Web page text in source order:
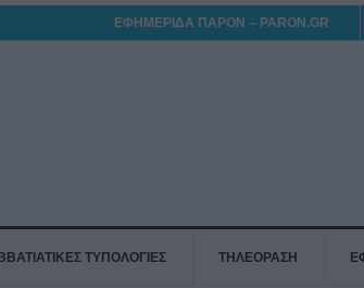
ΕΦΗΜΕΡΙΔΑ ΠΑΡΟΝ – PARON.GR
ΤΥΠΟΛΟΓΙΕΣ ΤΗΛΕΟΡΑΣΗ